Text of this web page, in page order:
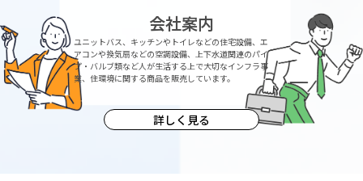
会社案内
ユニットバス、キッチンやトイレなどの住宅設備、エ
アコンや換気扇などの空調設備、上下水道関連のパイ
プ・バルブ類など人が生活する上で大切なインフラ事
業、住環境に関する商品を販売しています。
詳しく見る